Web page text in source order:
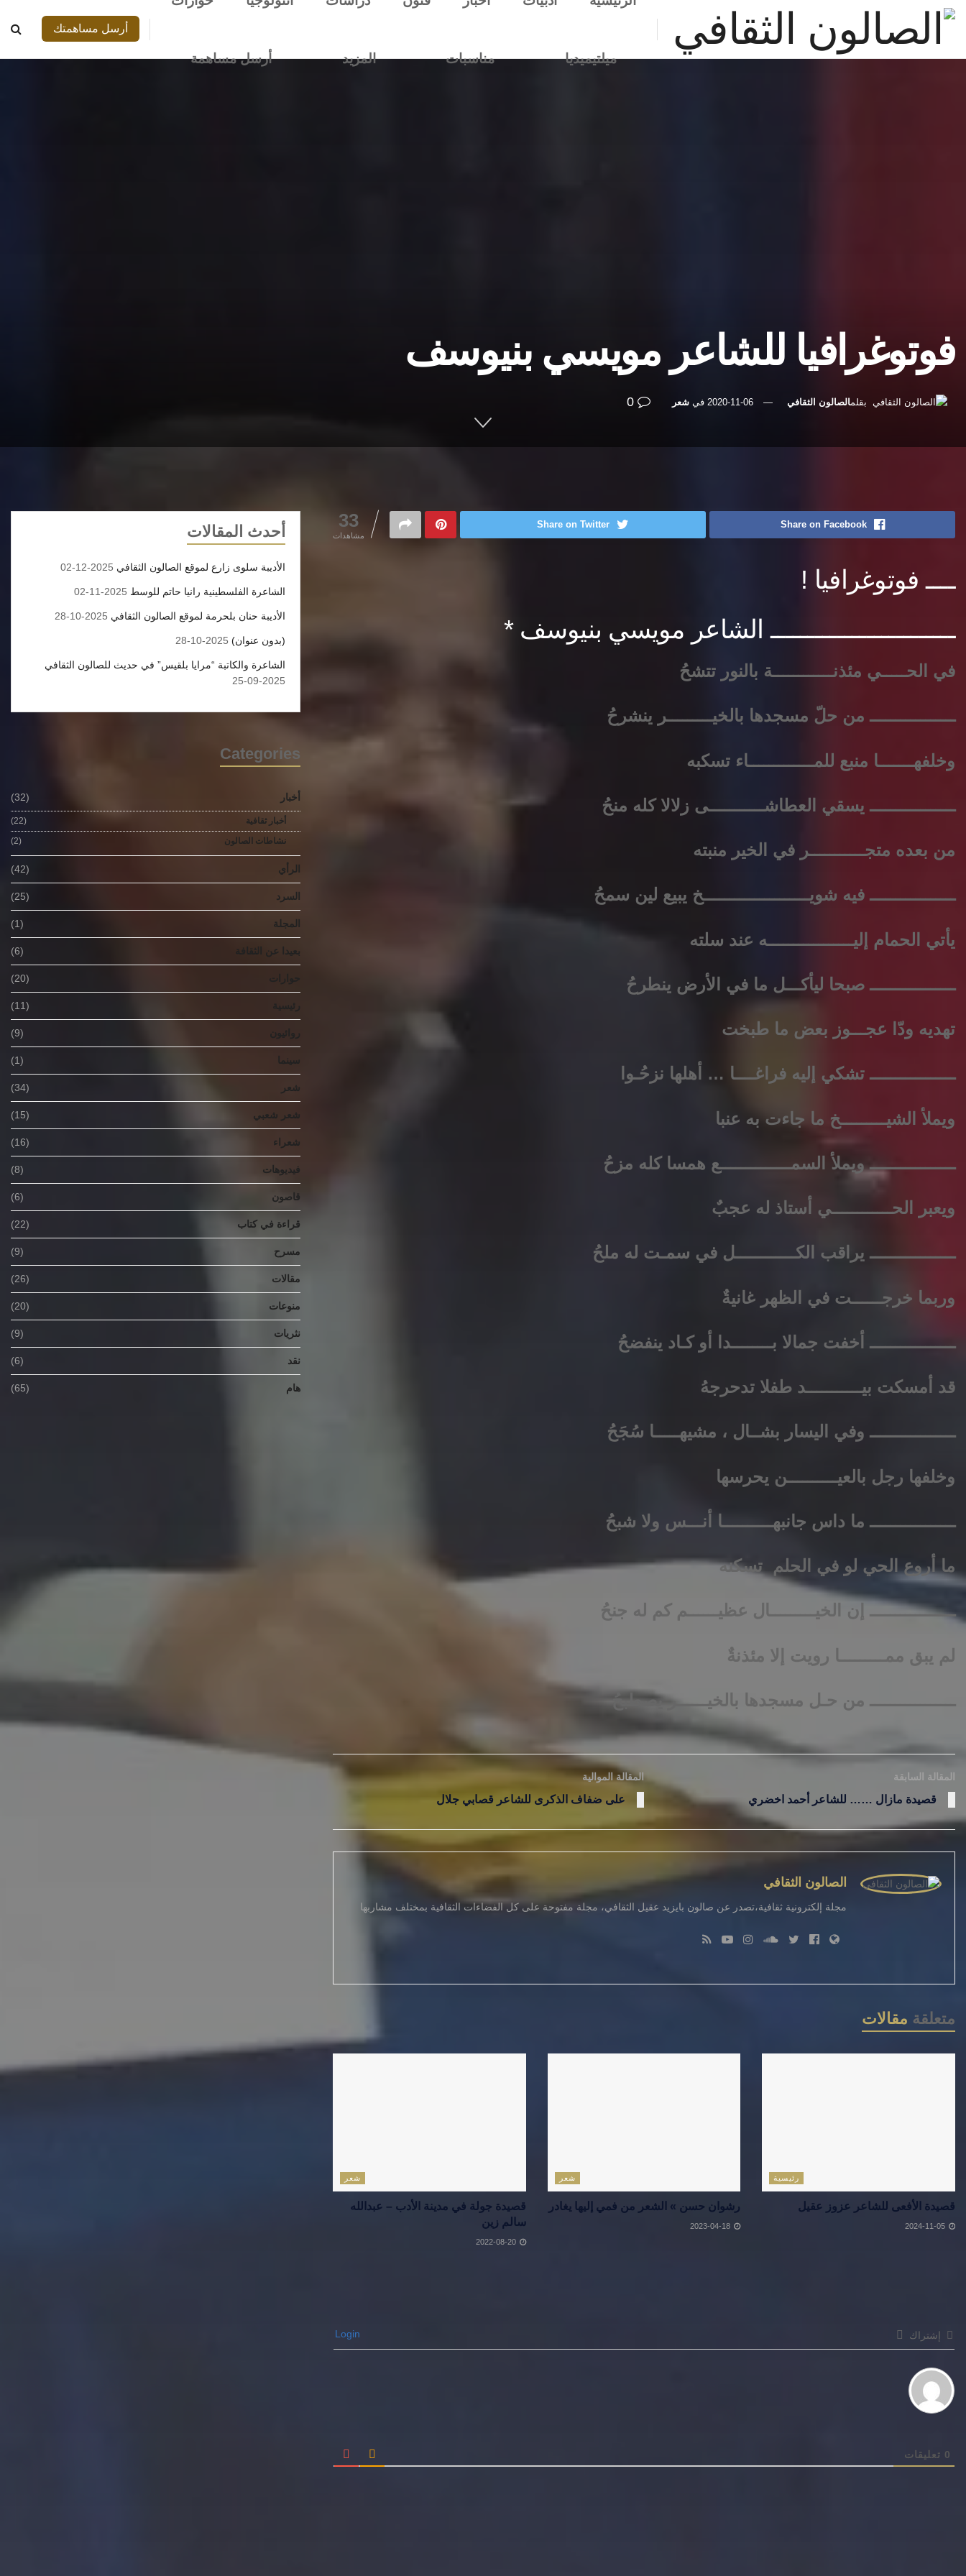
ميلتيميديا مناسبات المزيد أرسل مساهمة
أرسل مساهمتك
فوتوغرافيا للشاعر مويسي بنيوسف
بقلمالصالون الثقافي 2020-11-06 في شعر 0
33
مشاهدات
Share on Facebook
Share on Twitter
ــــ فوتوغرافيا !
ـــــــــــــــــــــــــ الشاعر مويسي بنيوسف *
في الحـــــي مئذنــــــــــــة بالنور تتشحُ
ـــــــــــــــــ من حلّ مسجدها بالخيـــــــــر ينشرحُ
وخلفهـــــــا منبع للمـــــــــــــاء تسكبه
ـــــــــــــــــ يسقي العطاشـــــــــــى زلالا كله منحُ
من بعده متجـــــــــــر في الخير منبته
ـــــــــــــــــ فيه شويـــــــــــــــــــــخ يبيع لين سمحُ
يأتي الحمام إليـــــــــــــــــه عند سلته
ـــــــــــــــــ صبحا ليأكـــل ما في الأرض ينطرحُ
تهديه ودّا عجـــوز بعض ما طبخت
ـــــــــــــــــ تشكي إليه فراغــــا … أهلها نزحُـوا
ويملأ الشيـــــــــخ ما جاءت به عنبا
ـــــــــــــــــ ويملأ السمــــــــــــــع همسا كله مزحُ
ويعبر الحــــــــــــي أستاذ له عجبٌ
ـــــــــــــــــ يراقب الكــــــــــــل في سمـت له ملحُ
وربما خرجــــــت في الظهر غانيةٌ
ـــــــــــــــــ أخفت جمالا بــــــــدا أو كـاد ينفضحُ
قد أمسكت بيـــــــــــد طفلا تدحرجهُ
ـــــــــــــــــ وفي اليسار بشــال ، مشيهـــــا سُجَحُ
وخلفها رجل بالعيــــــــــن يحرسها
ـــــــــــــــــ ما داس جانبهــــــــــا أنـــس ولا شبحُ
ما أروع الحي لو في الحلم تسكنه
ـــــــــــــــــ إن الخيـــــــــال عظيــــــم كم له جنحُ
لم يبق ممـــــــــا رويت إلا مئذنةٌ
ـــــــــــــــــ من حـل مسجدها بالخيــــــر يصطبحُ
المقالة السابقة
قصيدة مازال …… للشاعر أحمد اخضري
المقالة الموالية
على ضفاف الذكرى للشاعر قصابي جلال
الصالون الثقافي
مجلة إلكترونية ثقافية،تصدر عن صالون بايزيد عقيل الثقافي، مجلة مفتوحة على كل الفضاءات الثقافية بمختلف مشاربها
متعلقة مقالات
رئيسية
قصيدة الأفعى للشاعر عزوز عقيل
شعر
رشوان حسن » الشعر من فمي إليها يغادر
شعر
قصيدة جولة في مدينة الأدب – عبدالله
سالم زين
2022-08-20
إشتراك
0 تعليقات
أحدث المقالات
الأديبة سلوى زارع لموقع الصالون الثقافي 2025-12-02
الشاعرة الفلسطينية رانيا حاتم للوسط 2025-11-02
الأديبة حنان بلحرمة لموقع الصالون الثقافي 2025-10-28
(بدون عنوان) 2025-10-28
الشاعرة والكاتبة “مرايا بلقيس” في حديث للصالون الثقافي
2025-09-25
Categories
أخبار (32)
أخبار ثقافية
(22)
نشاطات الصالون
(2)
الرأي (42)
السرد (25)
المجلة (1)
بعيدا عن الثقافة (6)
حوارات (20)
رئيسية (11)
روائيون (9)
سينما (1)
شعر (34)
شعر شعبي (15)
شعراء (16)
فيديوهات (8)
قاصون (6)
قراءة في كتاب (22)
مسرح (9)
مقالات (26)
منوعات (20)
نثريات (9)
نقد (6)
هام (65)